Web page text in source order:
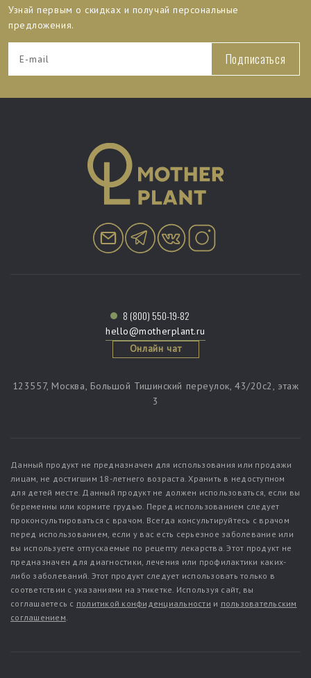
Узнай первым о скидках и получай персональные
предложения.
Подписаться
8 (800) 550-19-82
hello@motherplant.ru
Онлайн чат
123557, Москва, Большой Тишинский переулок, 43/20c2, этаж
3
Данный продукт не предназначен для использования или продажи
лицам, не достигшим 18-летнего возраста. Хранить в недоступном
для детей месте. Данный продукт не должен использоваться, если вы
беременны или кормите грудью. Перед использованием следует
проконсультироваться с врачом. Всегда консультируйтесь с врачом
перед использованием, если у вас есть серьезное заболевание или
вы используете отпускаемые по рецепту лекарства. Этот продукт не
предназначен для диагностики, лечения или профилактики каких-
либо заболеваний. Этот продукт следует использовать только в
соответствии с указаниями на этикетке. Используя сайт, вы
соглашаетесь с политикой конфиденциальности и пользовательским
соглашением.